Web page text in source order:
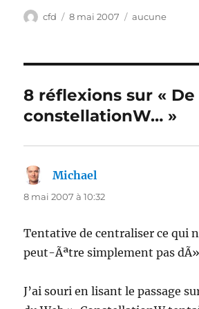
Auteur
cfd
Publié
8 mai 2007 Catégories
aucune
8 réflexions sur « De
constellationW… »
Michael
8 mai 2007 à 10:32
Tentative de centraliser ce qui
peut-Ãªtre simplement pas
J’ai souri en lisant le passage